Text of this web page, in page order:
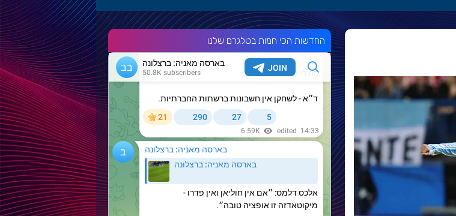
החדשות הכי חמות בטלגרם שלנו